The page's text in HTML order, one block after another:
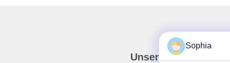
Unser Newsletter
Sophia